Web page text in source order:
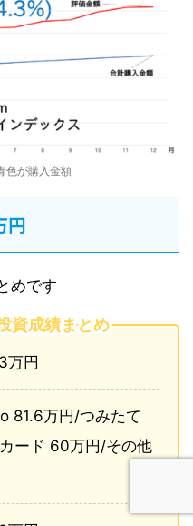
色が購入金額
円
めです
資成績まとめ
万円
81.6万円/つみたて
ード 60万円/その他